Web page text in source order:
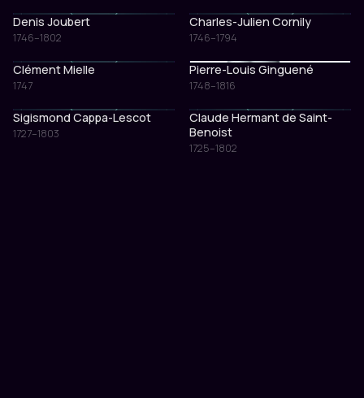
Denis Joubert
1746–1802
Charles-Julien Cornily
1746–1794
Clément Mielle
1747
Pierre-Louis Ginguené
1748–1816
Sigismond Cappa-Lescot
1727–1803
Claude Hermant de Saint-
Benoist
1725–1802